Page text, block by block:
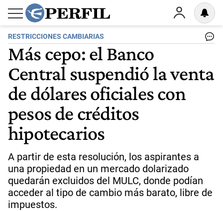
RESTRICCIONES CAMBIARIAS
Más cepo: el Banco
Central suspendió la venta
de dólares oficiales con
pesos de créditos
hipotecarios
A partir de esta resolución, los aspirantes a
una propiedad en un mercado dolarizado
quedarán excluidos del MULC, donde podían
acceder al tipo de cambio más barato, libre de
impuestos.